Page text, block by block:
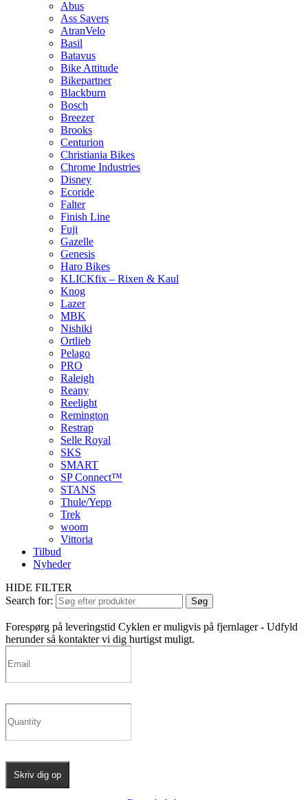
Abus
Ass Savers
AtranVelo
Basil
Batavus
Bike Attitude
Bikepartner
Blackburn
Bosch
Breezer
Brooks
Centurion
Christiania Bikes
Chrome Industries
Disney
Ecoride
Falter
Finish Line
Fuji
Gazelle
Genesis
Haro Bikes
KLICKfix – Rixen & Kaul
Knog
Lazer
MBK
Nishiki
Ortlieb
Pelago
PRO
Raleigh
Reany
Reelight
Remington
Restrap
Selle Royal
SKS
SMART
SP Connect™
STANS
Thule/Yepp
Trek
woom
Vittoria
Tilbud
Nyheder
HIDE FILTER
Search for:
Søg
Forespørg på leveringstid Cyklen er muligvis på fjernlager - Udfyld
herunder så kontakter vi dig hurtigst muligt.
Skriv dig op